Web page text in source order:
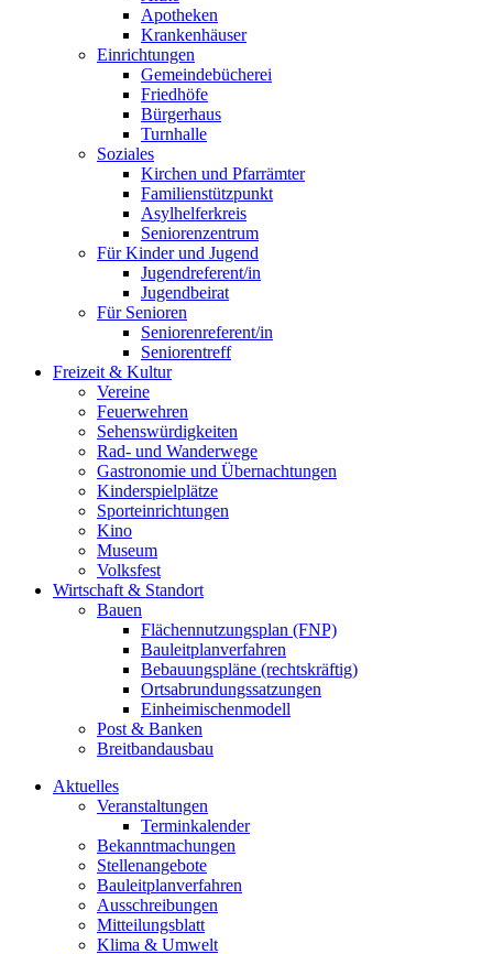
Apotheken
Krankenhäuser
Einrichtungen
Gemeindebücherei
Friedhöfe
Bürgerhaus
Turnhalle
Soziales
Kirchen und Pfarrämter
Familienstützpunkt
Asylhelferkreis
Seniorenzentrum
Für Kinder und Jugend
Jugendreferent/in
Jugendbeirat
Für Senioren
Seniorenreferent/in
Seniorentreff
Freizeit & Kultur
Vereine
Feuerwehren
Sehenswürdigkeiten
Rad- und Wanderwege
Gastronomie und Übernachtungen
Kinderspielplätze
Sporteinrichtungen
Kino
Museum
Volksfest
Wirtschaft & Standort
Bauen
Flächennutzungsplan (FNP)
Bauleitplanverfahren
Bebauungspläne (rechtskräftig)
Ortsabrundungssatzungen
Einheimischenmodell
Post & Banken
Breitbandausbau
Aktuelles
Veranstaltungen
Terminkalender
Bekanntmachungen
Stellenangebote
Bauleitplanverfahren
Ausschreibungen
Mitteilungsblatt
Klima & Umwelt